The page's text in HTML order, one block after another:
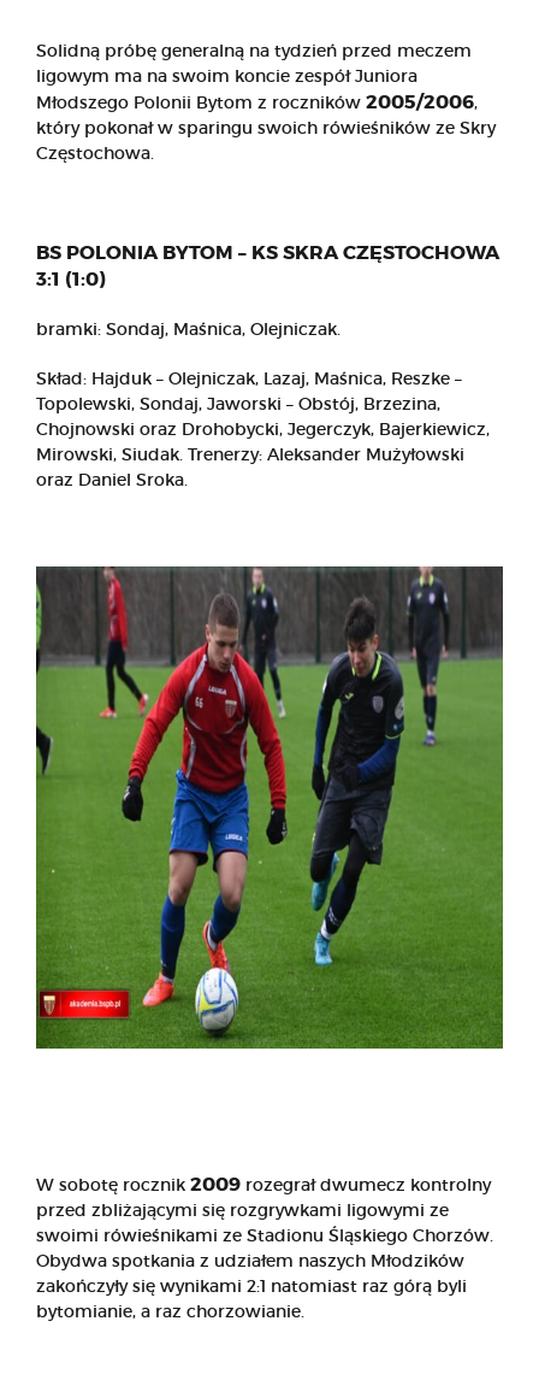
Solidną próbę generalną na tydzień przed meczem
ligowym ma na swoim koncie zespół Juniora
Młodszego Polonii Bytom z roczników 2005/2006,
który pokonał w sparingu swoich rówieśników ze Skry
Częstochowa.
BS POLONIA BYTOM – KS SKRA CZĘSTOCHOWA
3:1 (1:0)
bramki: Sondaj, Maśnica, Olejniczak.
Skład: Hajduk – Olejniczak, Lazaj, Maśnica, Reszke –
Topolewski, Sondaj, Jaworski – Obstój, Brzezina,
Chojnowski oraz Drohobycki, Jegerczyk, Bajerkiewicz,
Mirowski, Siudak. Trenerzy: Aleksander Mużyłowski
oraz Daniel Sroka.
W sobotę rocznik 2009 rozegrał dwumecz kontrolny
przed zbliżającymi się rozgrywkami ligowymi ze
swoimi rówieśnikami ze Stadionu Śląskiego Chorzów.
Obydwa spotkania z udziałem naszych Młodzików
zakończyły się wynikami 2:1 natomiast raz górą byli
bytomianie, a raz chorzowianie.